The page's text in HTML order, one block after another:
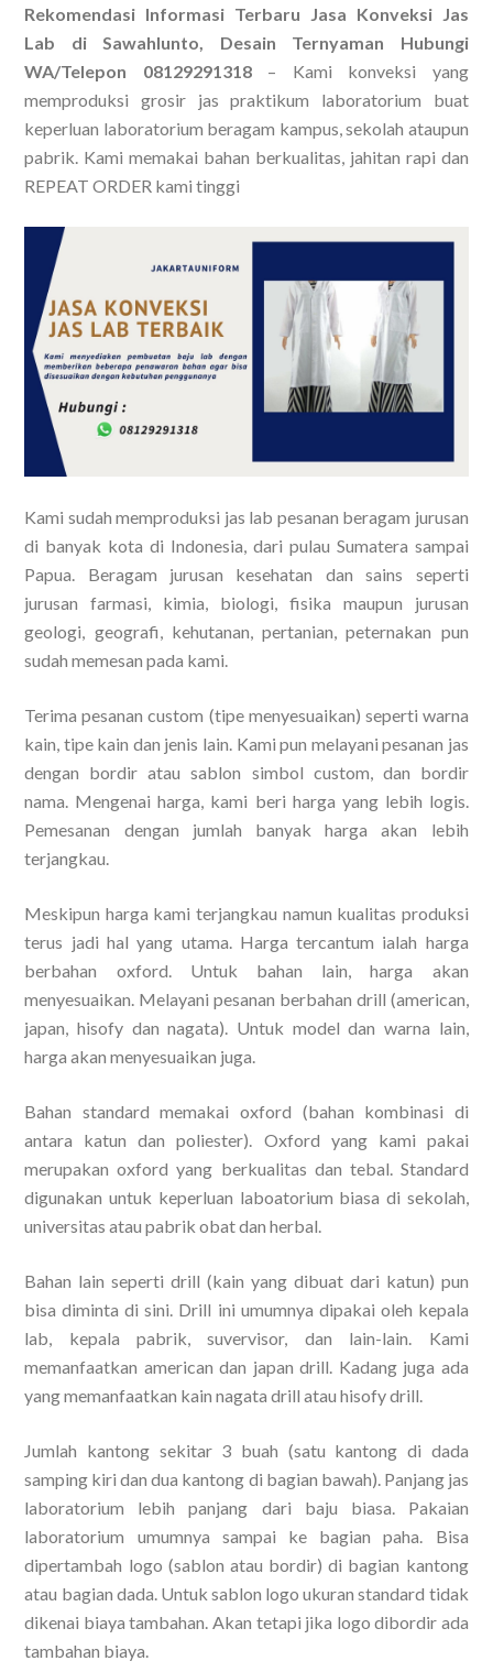
Rekomendasi Informasi Terbaru Jasa Konveksi Jas
Lab di Sawahlunto, Desain Ternyaman Hubungi
WA/Telepon 08129291318– Kami konveksi yang
memproduksi grosir jas praktikum laboratorium buat
keperluan laboratorium beragam kampus, sekolah ataupun
pabrik. Kami memakai bahan berkualitas, jahitan rapi dan
REPEAT ORDER kami tinggi
Kami sudah memproduksi jas lab pesanan beragam jurusan
di banyak kota di Indonesia, dari pulau Sumatera sampai
Papua. Beragam jurusan kesehatan dan sains seperti
jurusan farmasi, kimia, biologi, fisika maupun jurusan
geologi, geografi, kehutanan, pertanian, peternakan pun
sudah memesan pada kami.
Terima pesanan custom (tipe menyesuaikan) seperti warna
kain, tipe kain dan jenis lain. Kami pun melayani pesanan jas
dengan bordir atau sablon simbol custom, dan bordir
nama. Mengenai harga, kami beri harga yang lebih logis.
Pemesanan dengan jumlah banyak harga akan lebih
terjangkau.
Meskipun harga kami terjangkau namun kualitas produksi
terus jadi hal yang utama. Harga tercantum ialah harga
berbahan oxford. Untuk bahan lain, harga akan
menyesuaikan. Melayani pesanan berbahan drill (american,
japan, hisofy dan nagata). Untuk model dan warna lain,
harga akan menyesuaikan juga.
Bahan standard memakai oxford (bahan kombinasi di
antara katun dan poliester). Oxford yang kami pakai
merupakan oxford yang berkualitas dan tebal. Standard
digunakan untuk keperluan laboatorium biasa di sekolah,
universitas atau pabrik obat dan herbal.
Bahan lain seperti drill (kain yang dibuat dari katun) pun
bisa diminta di sini. Drill ini umumnya dipakai oleh kepala
lab, kepala pabrik, suvervisor, dan lain-lain. Kami
memanfaatkan american dan japan drill. Kadang juga ada
yang memanfaatkan kain nagata drill atau hisofy drill.
Jumlah kantong sekitar 3 buah (satu kantong di dada
samping kiri dan dua kantong di bagian bawah). Panjang jas
laboratorium lebih panjang dari baju biasa. Pakaian
laboratorium umumnya sampai ke bagian paha. Bisa
dipertambah logo (sablon atau bordir) di bagian kantong
atau bagian dada. Untuk sablon logo ukuran standard tidak
dikenai biaya tambahan. Akan tetapi jika logo dibordir ada
tambahan biaya.